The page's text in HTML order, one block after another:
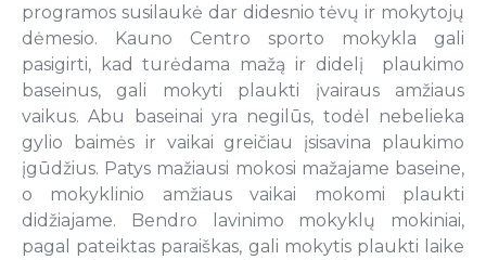
programos susilaukė dar didesnio tėvų ir mokytojų
dėmesio. Kauno Centro sporto mokykla gali
pasigirti, kad turėdama mažą ir didelį plaukimo
baseinus, gali mokyti plaukti įvairaus amžiaus
vaikus. Abu baseinai yra negilūs, todėl nebelieka
gylio baimės ir vaikai greičiau įsisavina plaukimo
įgūdžius. Patys mažiausi mokosi mažajame baseine,
o mokyklinio amžiaus vaikai mokomi plaukti
didžiajame. Bendro lavinimo mokyklų mokiniai,
pagal pateiktas paraiškas, gali mokytis plaukti laike